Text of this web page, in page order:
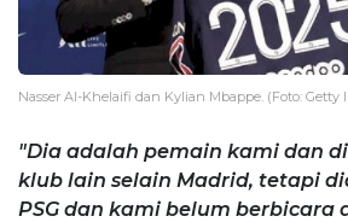
Nasser Al-Khelaifi dan Kylian Mbappe. (Foto: Getty
"Dia adalah pemain kami dan
klub lain selain Madrid, tetapi
PSG dan kami belum berbicara